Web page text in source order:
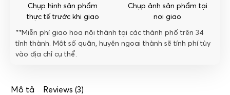
Chụp hình sản phẩm
thực tế trước khi giao
Chụp ảnh sản phẩm tại
nơi giao
**Miễn phí giao hoa nội thành tại các thành phố trên 34
tỉnh thành. Một số quận, huyện ngoại thành sẽ tính phí tùy
vào địa chỉ cụ thể.
Mô tả Reviews (3)